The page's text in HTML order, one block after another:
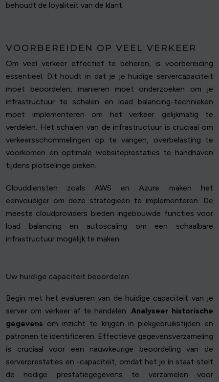
behoudt de loyaliteit van de klant.
VOORBEREIDEN OP VEEL VERKEER
Om veel verkeer effectief te beheren, is voorbereiding
essentieel. Dit houdt in dat je je huidige servercapaciteit
moet beoordelen, manieren moet onderzoeken om je
infrastructuur te schalen en load balancing-technieken
moet implementeren om het verkeer gelijkmatig te
verdelen. Het schalen van de infrastructuur is cruciaal om
verkeersschommelingen op te vangen, overbelasting te
voorkomen en optimale websiteprestaties te handhaven
tijdens plotselinge pieken.
Clouddiensten zoals AWS en Azure maken het
eenvoudiger om deze strategieën te implementeren. De
meeste cloudproviders bieden ingebouwde functies voor
load balancing en autoscaling om een schaalbare
infrastructuur mogelijk te maken.
Uw huidige capaciteit beoordelen
Begin met het evalueren van de huidige capaciteit van je
server om verkeer af te handelen. Analyseer historische
gegevens om inzicht te krijgen in piekgebruikstijden en
patronen te identificeren. Effectieve gegevensverzameling
is cruciaal voor een nauwkeurige beoordeling van de
serverprestaties en -capaciteit, omdat het je in staat stelt
de nodige prestatiegegevens te verzamelen voor